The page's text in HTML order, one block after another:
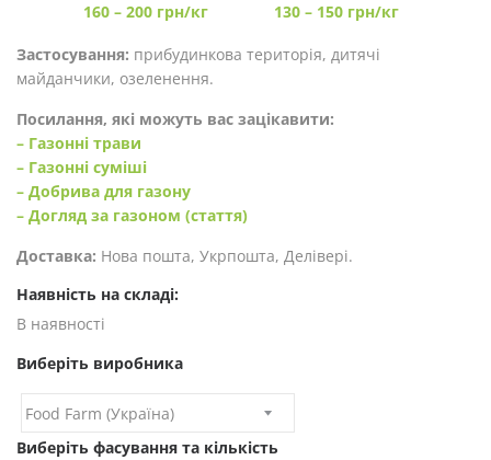
160 – 200 грн/кг
130 – 150 грн/кг
Застосування: прибудинкова територія, дитячі
майданчики, озеленення.
Посилання, які можуть вас зацікавити:
– Газонні трави
– Газонні суміші
– Добрива для газону
– Догляд за газоном (стаття)
Доставка: Нова пошта, Укрпошта, Делівері.
Наявність на складі:
В наявності
Виберіть виробника
Виберіть фасування та кількість